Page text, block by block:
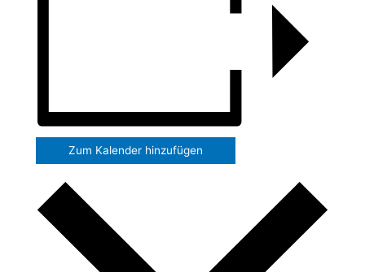
Zum Kalender hinzufügen